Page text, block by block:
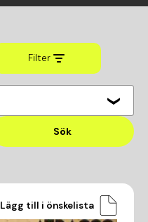
Filter
Sök
Lägg till i önskelista